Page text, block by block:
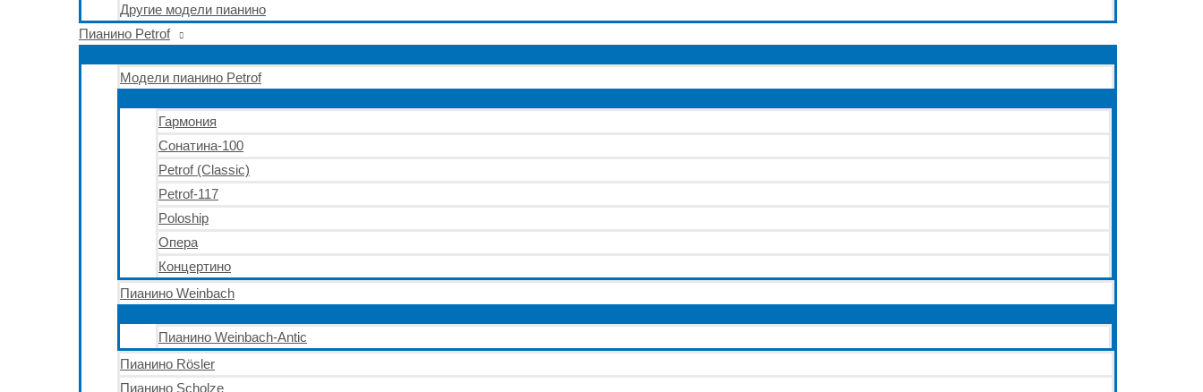
Другие модели пианино
Пианино Petrof
Модели пианино Petrof
Гармония
Сонатина-100
Petrof (Classic)
Petrof-117
Poloship
Опера
Концертино
Пианино Weinbach
Пианино Weinbach-Antic
Пианино Rösler
Пианино Scholze